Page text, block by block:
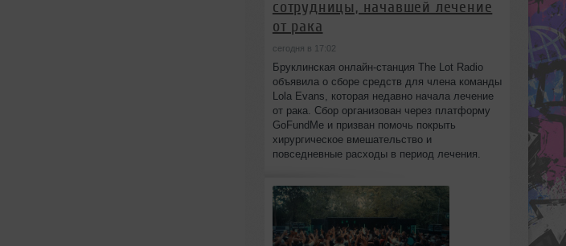
сотрудницы, начавшей лечение
от рака
сегодня в 17:02
Бруклинская онлайн-станция The Lot Radio
объявила о сборе средств для члена команды
Lola Evans, которая недавно начала лечение
от рака. Сбор организован через платформу
GoFundMe и призван помочь покрыть
хирургическое вмешательство и
повседневные расходы в период лечения.